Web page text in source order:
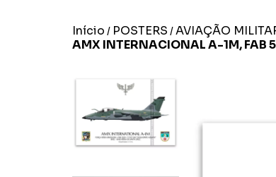
Início / POSTERS /AVIAÇÃO
AMX INTERNACIONAL A-1M, FAB